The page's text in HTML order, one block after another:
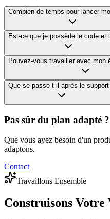
Combien de temps pour lancer
Est-ce que je possède le code et
Pouvez-vous travailler avec mon
Que se passe-t-il après le
Pas sûr du plan adapté ?
Que vous ayez besoin d'un
adaptons.
Contact
Travaillons Ensemble
Construisons Votre